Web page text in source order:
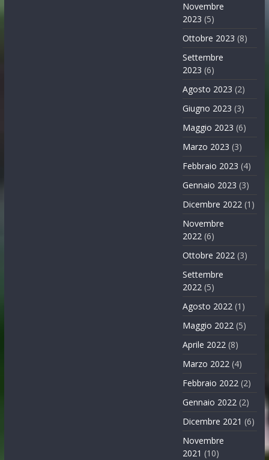
Novembre
2023 (5)
Ottobre 2023 (8)
Settembre
2023 (6)
Agosto 2023 (2)
Giugno 2023 (3)
Maggio 2023 (6)
Marzo 2023 (3)
Febbraio 2023 (4)
Gennaio 2023 (3)
Dicembre 2022 (1)
Novembre
2022 (6)
Ottobre 2022 (3)
Settembre
2022 (5)
Agosto 2022 (1)
Maggio 2022 (5)
Aprile 2022 (8)
Marzo 2022 (4)
Febbraio 2022 (2)
Gennaio 2022 (2)
Dicembre 2021 (6)
Novembre
2021 (10)